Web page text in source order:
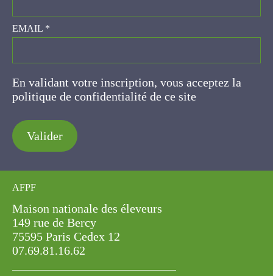
EMAIL*
En validant votre inscription, vous acceptez la
politique de confidentialité de ce site
Valider
AFPF
Maison nationale des éleveurs
149 rue de Bercy
75595 Paris Cedex 12
07.69.81.16.62